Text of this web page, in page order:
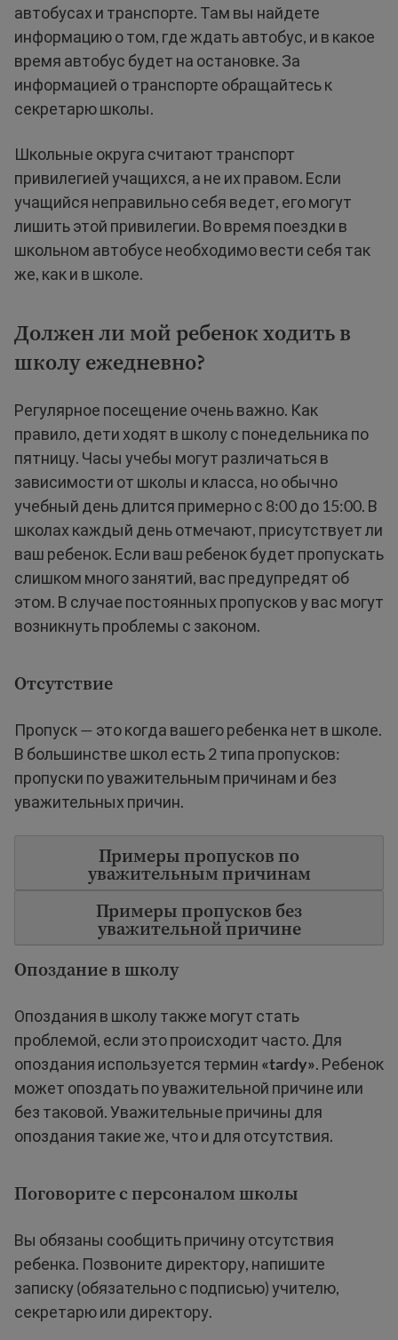
автобусах и транспорте. Там вы найдете
информацию о том, где ждать автобус, и в какое
время автобус будет на остановке. За
информацией о транспорте обращайтесь к
секретарю школы.
Школьные округа считают транспорт
привилегией учащихся, а не их правом. Если
учащийся неправильно себя ведет, его могут
лишить этой привилегии. Во время поездки в
школьном автобусе необходимо вести себя так
же, как и в школе.
Должен ли мой ребенок ходить в
школу ежедневно?
Регулярное посещение очень важно. Как
правило, дети ходят в школу с понедельника по
пятницу. Часы учебы могут различаться в
зависимости от школы и класса, но обычно
учебный день длится примерно с 8:00 до 15:00. В
школах каждый день отмечают, присутствует ли
ваш ребенок. Если ваш ребенок будет пропускать
слишком много занятий, вас предупредят об
этом. В случае постоянных пропусков у вас могут
возникнуть проблемы с законом.
Отсутствие
Пропуск — это когда вашего ребенка нет в школе.
В большинстве школ есть 2 типа пропусков:
пропуски по уважительным причинам и без
уважительных причин.
Примеры пропусков по
уважительным причинам
Примеры пропусков без
уважительной причине
Опоздание в школу
Опоздания в школу также могут стать
проблемой, если это происходит часто. Для
опоздания используется термин «tardy». Ребенок
может опоздать по уважительной причине или
без таковой. Уважительные причины для
опоздания такие же, что и для отсутствия.
Поговорите с персоналом школы
Вы обязаны сообщить причину отсутствия
ребенка. Позвоните директору, напишите
записку (обязательно с подписью) учителю,
секретарю или директору.